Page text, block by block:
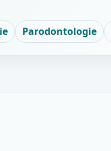
Parodontologie